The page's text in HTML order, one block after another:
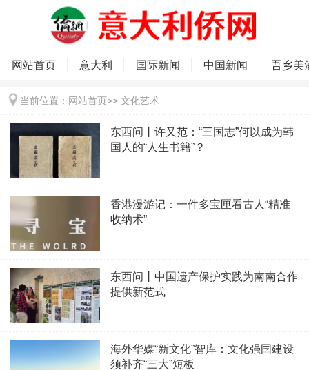
网站首页 意大利 国际新闻 中国新闻 吾乡美
当前位置： 网站首页>> 文化艺术
东西问丨许又范：“三国志”何以成为韩
国人的“人生书籍”？
香港漫游记：一件多宝匣看古人“精准
收纳术”
东西问丨中国遗产保护实践为南南合作
提供新范式
海外华媒“新文化”智库：文化强国建设
须补齐“三大”短板